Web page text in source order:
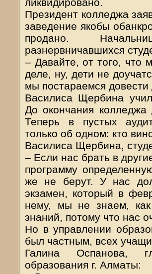
Президент колледжа
заведение якобы
продано.
разнервничавшихся
– Давайте, от того,
деле, ну, дети не
мы постараемся довести
Василиса Щербина
До окончания колледжа
Теперь в пустых
только об одном: кто
Василиса Щербина,
– Если нас брать в
программу
же не берут. У нас
экзамен, который в
нему, мы не знаем, как
знаний, потому что нас
Но в управлении
был частным, всех
Галина Оспанова,
образования г. Алматы: